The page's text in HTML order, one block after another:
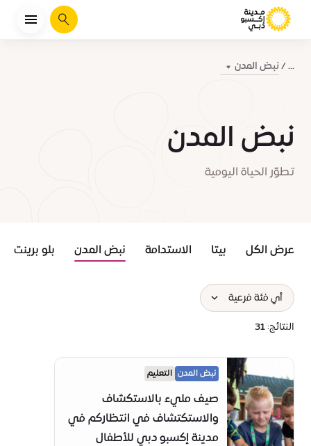
يبحث
... نبض المدن
نبض المدن
تطوّر الحياة اليومية
عرض الكل بيتا الاستدامة نبض المدن بلو برينت
اختر الفئات الفرعية :
أي فئة فرعية
النتائج: 31
نبض المدن التعليم
صيف مليء بالاستكشاف
والاستكتشاف في انتظاركم في
مدينة إكسبو دبي للأطفال